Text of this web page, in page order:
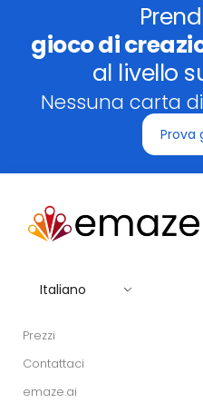
gioco di
al livello
Nessuna carta
Prova
Italiano
Prezzi
Contattaci
emaze.ai